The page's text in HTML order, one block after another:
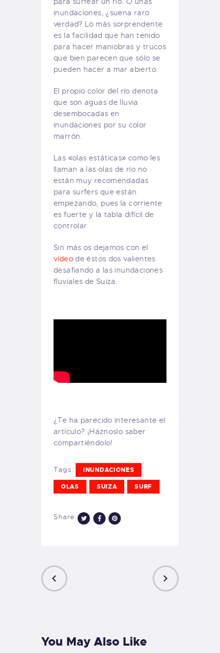
inundaciones, ¿suena raro
verdad? Lo más sorprendente
es la facilidad que han tenido
para hacer maniobras y trucos
que bien parecen que sólo se
pueden hacer a mar abierto.
El propio color del río denota
que son aguas de lluvia
desembocadas en
inundaciones por su color
marrón.
Las «olas estáticas» como les
llaman a las olas de río no
están muy recomendadas
para surfers que están
empezando, pues la corriente
es fuerte y la tabla difícil de
controlar.
Sin más os dejamos con el
vídeode éstos dos valientes
desafiando a las inundaciones
fluviales de Suiza.
¿Te ha parecido interesante el
artículo? ¡Háznoslo saber
compartiéndolo!
Tags: INUNDACIONES
OLAS SUIZA SURF
Share:
You May Also Like